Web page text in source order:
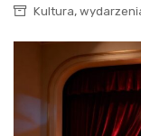
Kultura,